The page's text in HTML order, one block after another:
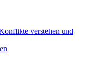
verstehen und